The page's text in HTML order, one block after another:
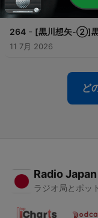
18 7月 2026
264 - [黒川想矢-②]黒
11 7月 2026
ど
Radio Japan
ラジオ局とポッ